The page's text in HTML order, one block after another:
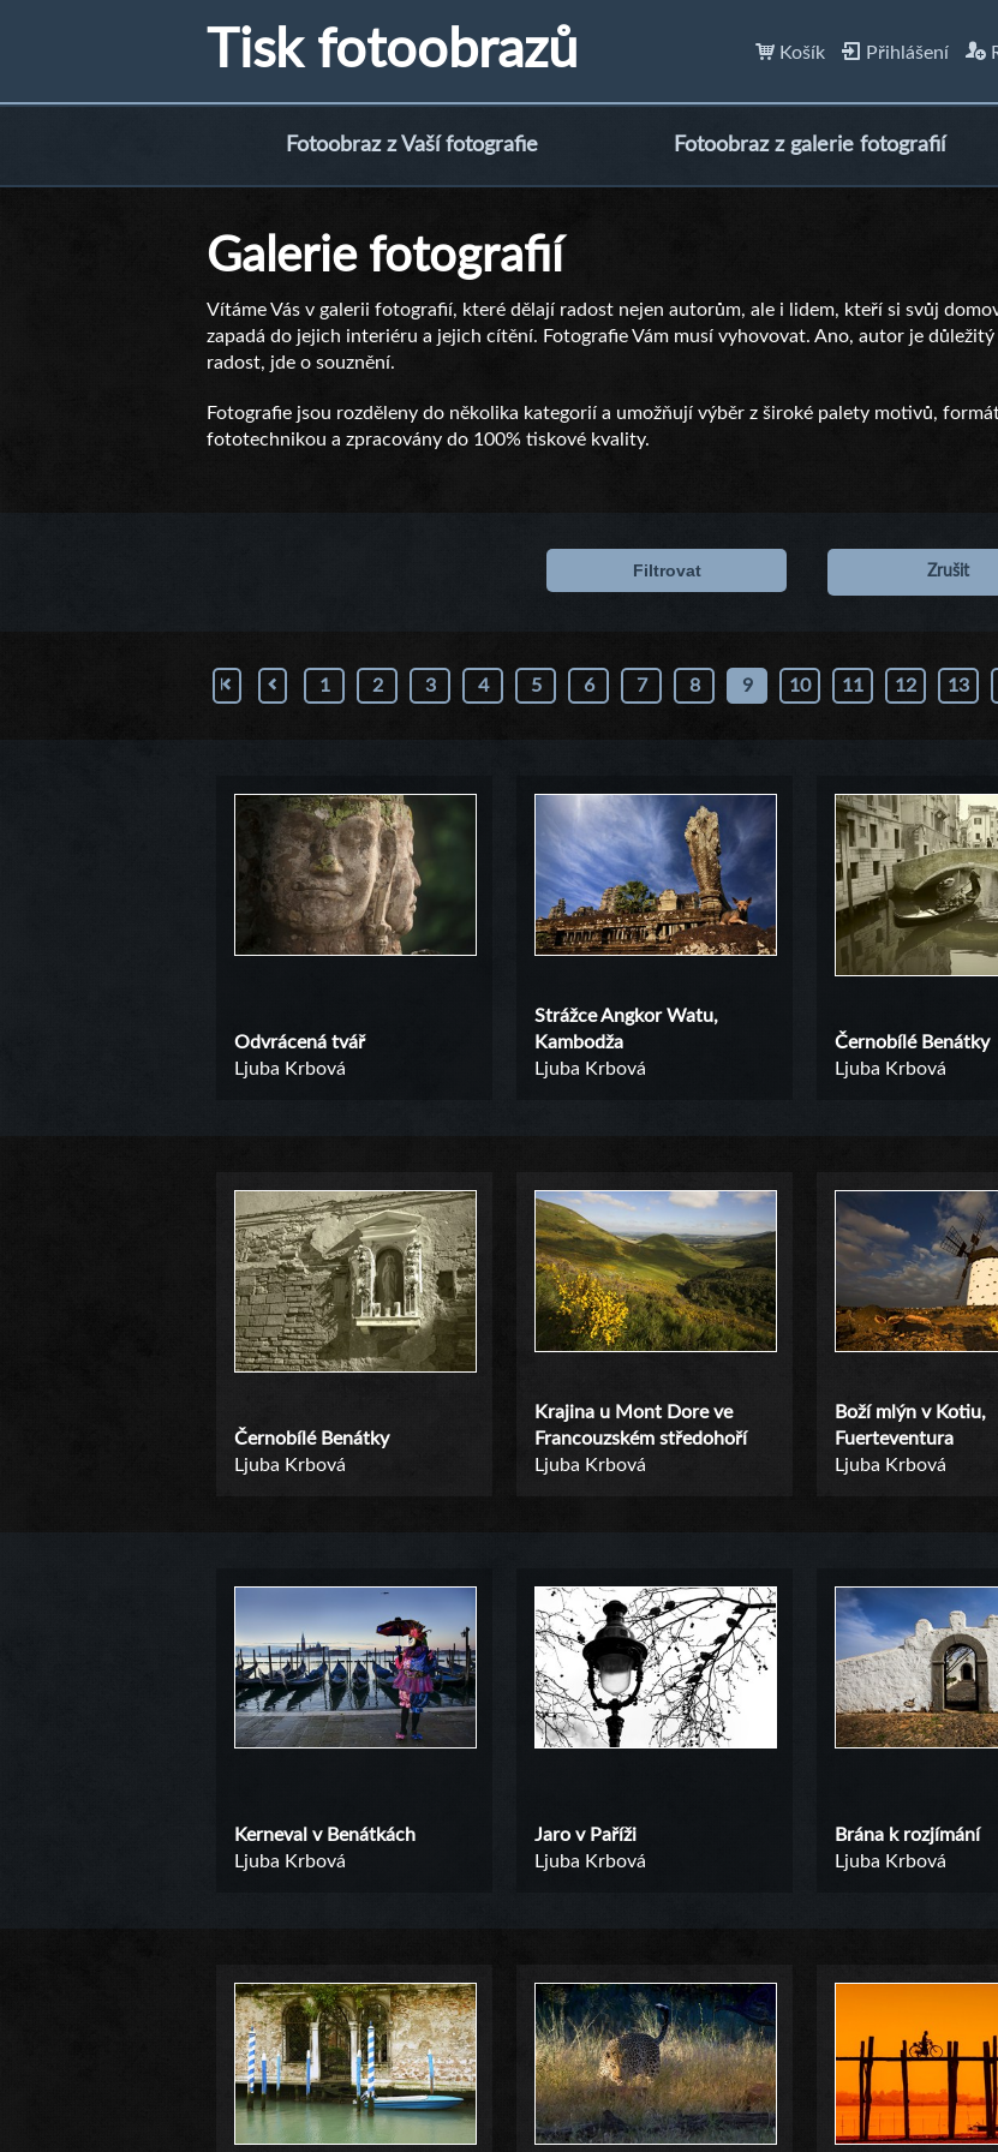
Tisk fotoobrazů Košík Přihlášení
Fotoobraz z Vaší fotografie Fotoobraz z galerie fotografií
Galerie fotografií
Vítáme Vás v galerii fotografií, které dělají radost nejen autorům, ale i lidem, kteří si svůj
zapadá do jejich interiéru a jejich cítění. Fotografie Vám musí vyhovovat. Ano, autor je
radost, jde o souznění.
Fotografie jsou rozděleny do několika kategorií a umožňují výběr z široké palety motivů,
fototechnikou a zpracovány do 100% tiskové kvality.
Filtrovat Zrušit
1 2 3 4 5 6 7 8 9 10 11 12 13
Odvrácená tvář
Ljuba Krbová
Strážce Angkor Watu,
Kambodža
Ljuba Krbová
Černobílé Benátky
Ljuba Krbová
Černobílé Benátky
Ljuba Krbová
Krajina u Mont Dore ve
Francouzském středohoří
Ljuba Krbová
Boží mlýn v Kotiu,
Fuerteventura
Ljuba Krbová
Kerneval v Benátkách
Ljuba Krbová
Jaro v Paříži
Ljuba Krbová
Brána k rozjímání
Ljuba Krbová